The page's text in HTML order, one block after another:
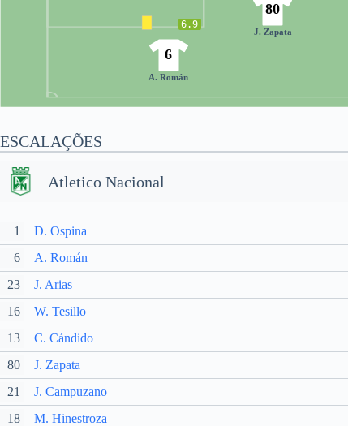
6.9
6
A. Román
80
J. Zapata
ESCALAÇÕES
Atletico Nacional
1 D. Ospina
6 A. Román
23 J. Arias
16 W. Tesillo
13 C. Cándido
80 J. Zapata
21 J. Campuzano
18 M. Hinestroza